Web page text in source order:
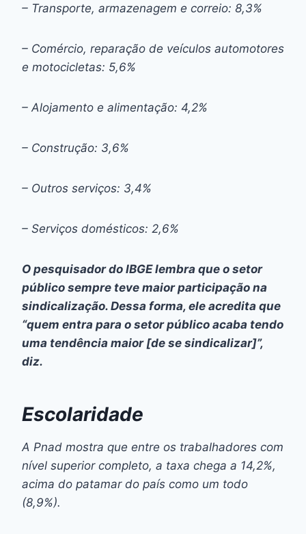
– Transporte, armazenagem e correio: 8,3%
– Comércio, reparação de veículos automotores
e motocicletas: 5,6%
– Alojamento e alimentação: 4,2%
– Construção: 3,6%
– Outros serviços: 3,4%
– Serviços domésticos: 2,6%
O pesquisador do IBGE lembra que o setor
público sempre teve maior participação na
sindicalização. Dessa forma, ele acredita que
“quem entra para o setor público acaba tendo
uma tendência maior [de se sindicalizar]”,
diz.
Escolaridade
A Pnad mostra que entre os trabalhadores com
nível superior completo, a taxa chega a 14,2%,
acima do patamar do país como um todo
(8,9%).